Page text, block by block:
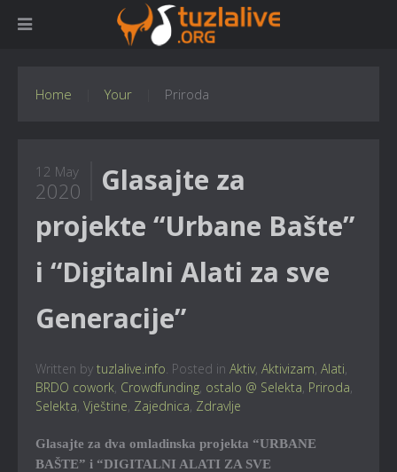
Home Your Priroda
12 May
2020
Glasajte za
projekte “Urbane Bašte”
i “Digitalni Alati za sve
Generacije”
Written by tuzlalive.info. Posted in Aktiv, Aktivizam, Alati,
BRDO cowork, Crowdfunding, ostalo @ Selekta, Priroda,
Selekta, Vještine, Zajednica, Zdravlje
Glasajte za dva omladinska projekta “URBANE
BAŠTE” i “DIGITALNI ALATI ZA SVE